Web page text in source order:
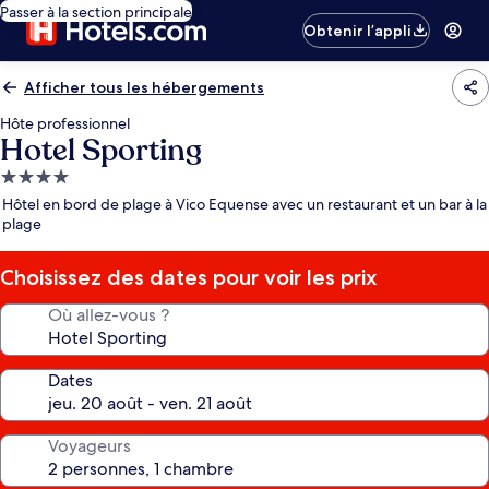
Passer à la section principale
Obtenir l’appli
Afficher tous les hébergements
Hôte professionnel
Hotel Sporting
Hébergement
4.0 étoiles
Hôtel en bord de plage à Vico Equense avec un restaurant et un bar à la
plage
Choisissez des dates pour voir les prix
Où allez-vous ?
Dates
Voyageurs